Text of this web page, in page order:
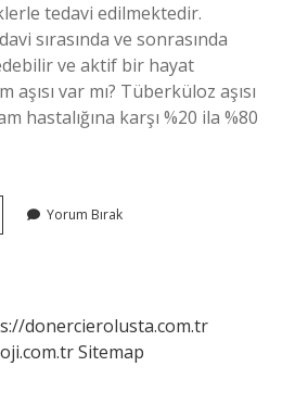
tedavi edilmektedir.
sırasında ve sonrasında
ve aktif bir hayat
var mı? Tüberküloz aşısı
hastalığına karşı %20 ila %80
Yorum Bırak
donercierolusta.com.tr
Sitemap